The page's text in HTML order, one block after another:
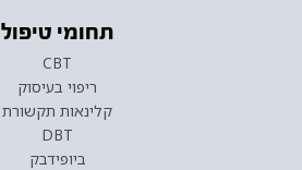
תחומי טיפול
CBT
ריפוי בעיסוק
קלינאות תקשורת
DBT
ביופידבק